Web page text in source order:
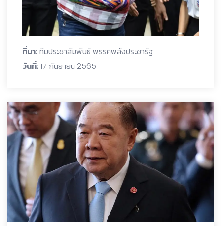
ที่มา:ทีมประชาสัมพันธ์ พรรคพลังประชารัฐ
วันที่:17 กันยายน 2565